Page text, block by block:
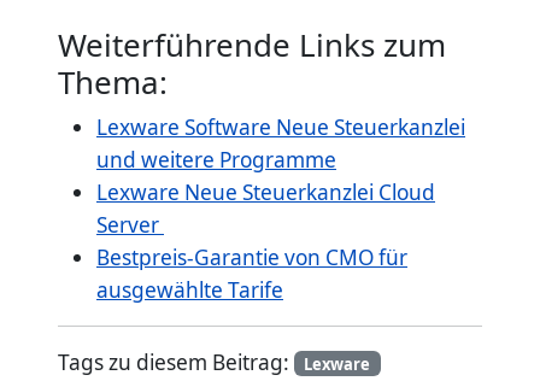
Weiterführende Links zum
Thema:
Lexware Software Neue Steuerkanzlei
und weitere Programme
Lexware Neue Steuerkanzlei Cloud
Server
Bestpreis-Garantie von CMO für
ausgewählte Tarife
Tags zu diesem Beitrag:
Lexware